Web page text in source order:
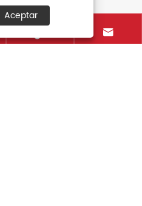

Aceptar